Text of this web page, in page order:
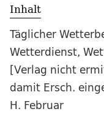
Inhalt
Täglicher
Wetterdienst,
[Verlag nicht
damit Ersch.
H. Februar